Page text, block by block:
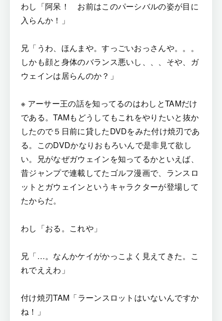
わし「阿呆！ お前はこのパーシバルの姿が目に
入らんか！」
兄「うわ、ほんまや。すっごいおっさんや。。。
しかも顔と身体のバランス悪いし、、、そや、ガ
ウェインは居らんのか？」
※ アーサー王の話を知ってるのはわしとTAMだけ
である。TAMもどうしてもこれをやりたいと抜か
したので５日前に貸したDVDをみた付け焼刃であ
る。このDVDかなりおもろいんで是非見て欲し
い。兄がなぜガウェインを知ってるかといえば、
昔ジャンプで連載してたゴルフ漫画で、ランスロ
ットとガウェインというキャラクターが登場して
たからだ。
わし「おる。これや」
兄「…。なんかケイがかっこよく見えてきた。こ
れでええわ」
付け焼刃TAM「ラーンスロットはいないんですか
ね！」